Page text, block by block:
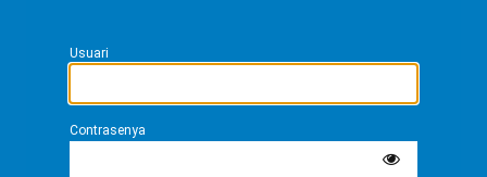
Usuari
Contrasenya